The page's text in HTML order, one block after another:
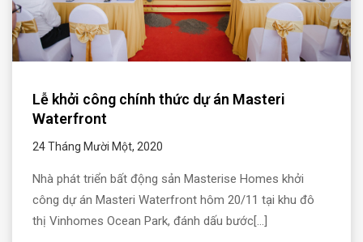
Lễ khởi công chính thức dự án Masteri
Waterfront
24 Tháng Mười Một, 2020
Nhà phát triển bất động sản Masterise Homes khởi
công dự án Masteri Waterfront hôm 20/11 tại khu đô
thị Vinhomes Ocean Park, đánh dấu bước[...]